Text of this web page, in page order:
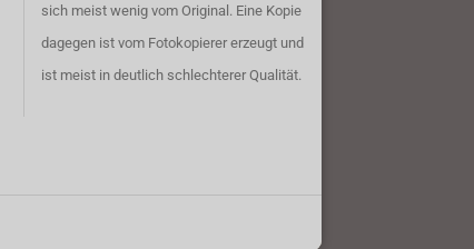
sich meist wenig vom Original. Eine Kopie
dagegen ist vom Fotokopierer erzeugt und
ist meist in deutlich schlechterer Qualität.